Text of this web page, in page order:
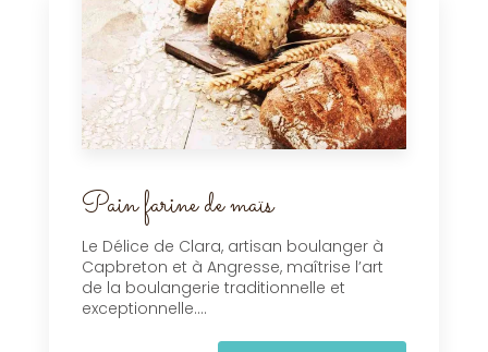
Pain farine de maïs
Le Délice de Clara, artisan boulanger à
Capbreton et à Angresse, maîtrise l’art
de la boulangerie traditionnelle et
exceptionnelle....